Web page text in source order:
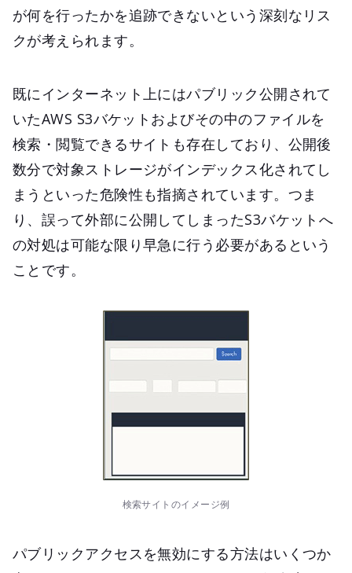
が何を行ったかを追跡できないという深刻なリス
クが考えられます。
既にインターネット上にはパブリック公開されて
いたAWS S3バケットおよびその中のファイルを
検索・閲覧できるサイトも存在しており、公開後
数分で対象ストレージがインデックス化されてし
まうといった危険性も指摘されています。つま
り、誤って外部に公開してしまったS3バケットへ
の対処は可能な限り早急に行う必要があるという
ことです。
検索サイトのイメージ例
パブリックアクセスを無効にする方法はいくつか